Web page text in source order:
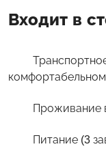
Входит в
Проживание
Питание (3